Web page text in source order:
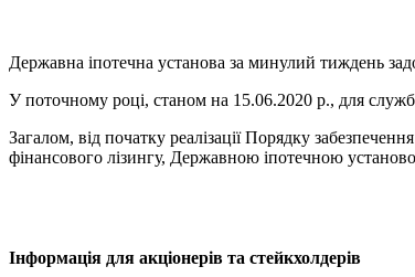
Державна іпотечна установа за минулий тиждень
У поточному році, станом на 15.06.2020 р., для
Загалом, від початку реалізації Порядку
фінансового лізингу, Державною іпотечною
Інформація для акціонерів та стейкхолдерів